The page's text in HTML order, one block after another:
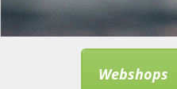
Webshops